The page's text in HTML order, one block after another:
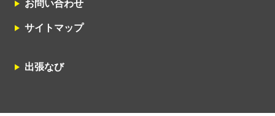
お問い合わせ
サイトマップ
出張なび